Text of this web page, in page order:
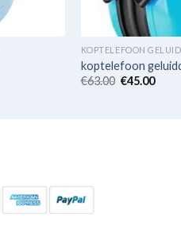
KOPTELEFOON
koptelefoon
€63.00 €45.00